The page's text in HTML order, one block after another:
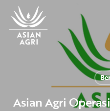
main
content
Asian Agri